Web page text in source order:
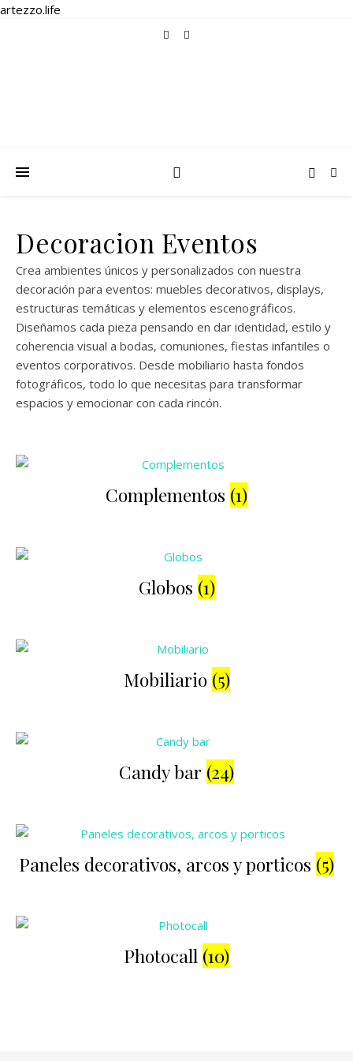
artezzo.life
Decoracion Eventos
Crea ambientes únicos y personalizados con nuestra
decoración para eventos: muebles decorativos, displays,
estructuras temáticas y elementos escenográficos.
Diseñamos cada pieza pensando en dar identidad, estilo y
coherencia visual a bodas, comuniones, fiestas infantiles o
eventos corporativos. Desde mobiliario hasta fondos
fotográficos, todo lo que necesitas para transformar
espacios y emocionar con cada rincón.
Complementos (1)
Globos (1)
Mobiliario (5)
Candy bar (24)
Paneles decorativos, arcos y porticos (5)
Photocall (10)